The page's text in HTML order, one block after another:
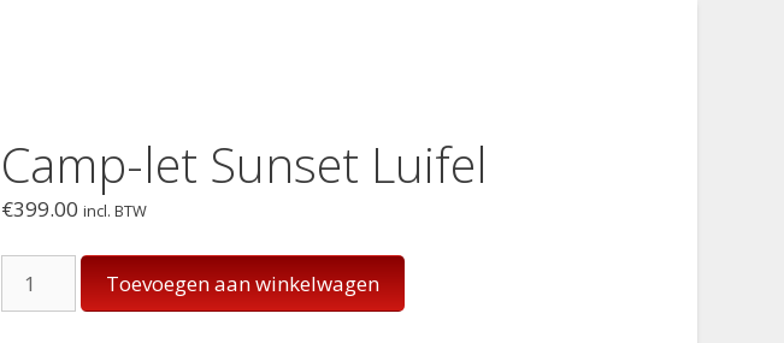
Camp-let Sunset Luifel
€399.00 incl. BTW
Toevoegen aan winkelwagen